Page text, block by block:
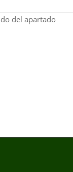
del apartado